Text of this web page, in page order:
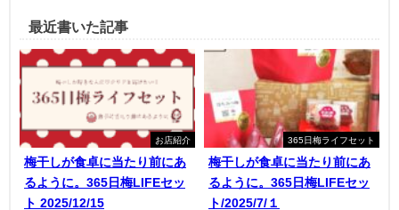
最近書いた記事
お店紹介
梅干しが食卓に当たり前にあ
るように。365日梅LIFEセッ
ト 2025/12/15
365日梅ライフセット
梅干しが食卓に当たり前にあ
るように。365日梅LIFEセッ
ト/2025/7/１